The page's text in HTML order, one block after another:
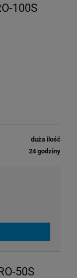
100S
duża ilość
24 godziny
50S